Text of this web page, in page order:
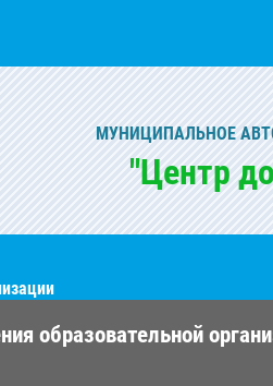
МУНИЦИПАЛЬНОЕ
"Центр
образовательной